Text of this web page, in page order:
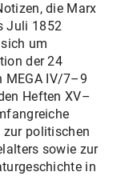
die Marx
Juli 1852
um
der 24
MEGA IV/7–9
Heften XV–
zur politischen
sowie zur
in